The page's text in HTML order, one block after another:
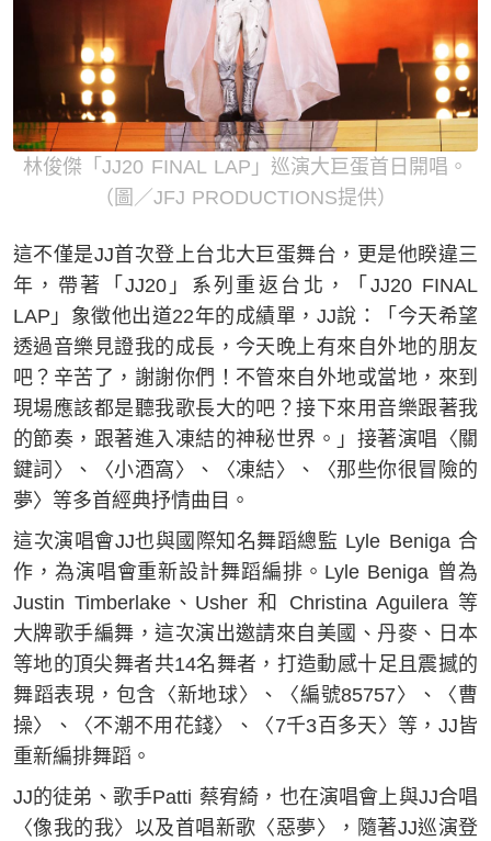
林俊傑「JJ20 FINAL LAP」巡演大巨蛋首日開唱。
（圖／JFJ PRODUCTIONS提供）
這不僅是JJ首次登上台北大巨蛋舞台，更是他睽違三
年，帶著「JJ20」系列重返台北，「JJ20 FINAL
LAP」象徵他出道22年的成績單，JJ說：「今天希望
透過音樂見證我的成長，今天晚上有來自外地的朋友
吧？辛苦了，謝謝你們！不管來自外地或當地，來到
現場應該都是聽我歌長大的吧？接下來用音樂跟著我
的節奏，跟著進入凍結的神秘世界。」接著演唱〈關
鍵詞〉、〈小酒窩〉、〈凍結〉、〈那些你很冒險的
夢〉等多首經典抒情曲目。
這次演唱會JJ也與國際知名舞蹈總監 Lyle Beniga 合
作，為演唱會重新設計舞蹈編排。Lyle Beniga 曾為
Justin Timberlake、Usher 和 Christina Aguilera 等
大牌歌手編舞，這次演出邀請來自美國、丹麥、日本
等地的頂尖舞者共14名舞者，打造動感十足且震撼的
舞蹈表現，包含〈新地球〉、〈編號85757〉、〈曹
操〉、〈不潮不用花錢〉、〈7千3百多天〉等，JJ皆
重新編排舞蹈。
JJ的徒弟、歌手Patti 蔡宥綺，也在演唱會上與JJ合唱
〈像我的我〉以及首唱新歌〈惡夢〉，隨著JJ巡演登